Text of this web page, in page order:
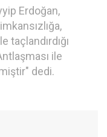
Erdoğan,
ile
dedi.